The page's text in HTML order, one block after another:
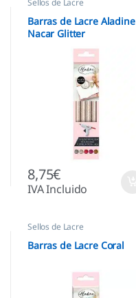
Barras de Lacre Aladine
Nacar Glitter
8,75€
IVA Incluido
Sellos de Lacre
Barras de Lacre Coral